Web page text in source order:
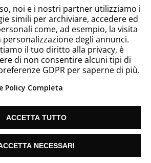
WordPress.org
List S.L. Vat: ES B67186635 |
| info@listetelemarketing.net
Hai bisogno di aiuto?
noi e i nostri partner utilizziamo i
simili per archiviare, accedere ed
come, ad esempio, la visita
personalizzazione degli annunci.
il tuo diritto alla privacy, è
di non consentire alcuni tipi di
GDPR per saperne di più.
Policy Completa
ACCETTA TUTTO
NECESSARI